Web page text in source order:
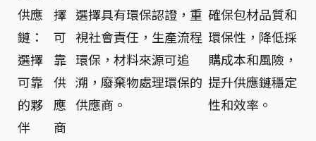
供應
鏈：
選擇
可靠
的夥
伴
擇
可
靠
供
應
商
選擇具有環保認證，重
視社會責任，生產流程
環保，材料來源可追
溯，廢棄物處理環保的
供應商。
確保包材品質和
環保性，降低採
購成本和風險，
提升供應鏈穩定
性和效率。